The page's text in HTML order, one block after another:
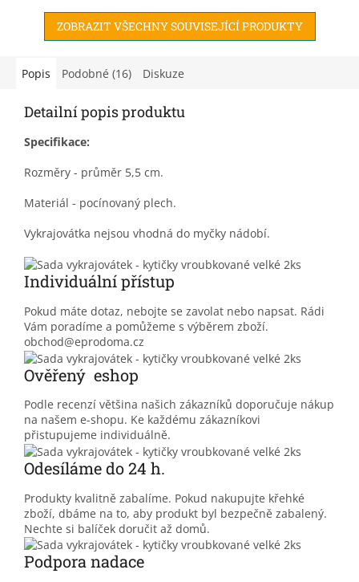
ZOBRAZIT VŠECHNY SOUVISEJÍCÍ PRODUKTY
Popis Podobné (16) Diskuze
Detailní popis produktu
Specifikace:
Rozměry - průměr 5,5 cm.
Materiál - pocínovaný plech.
Vykrajovátka nejsou vhodná do myčky nádobí.
Individuální přístup
Pokud máte dotaz, nebojte se zavolat nebo napsat. Rádi
Vám poradíme a pomůžeme s výběrem zboží.
obchod@eprodoma.cz
Ověřený eshop
Podle recenzí většina našich zákazníků doporučuje nákup
na našem e-shopu. Ke každému zákazníkovi
přistupujeme individuálně.
Odesíláme do 24 h.
Produkty kvalitně zabalíme. Pokud nakupujte křehké
zboží, dbáme na to, aby produkt byl bezpečně zabalený.
Nechte si balíček doručit až domů.
Podpora nadace